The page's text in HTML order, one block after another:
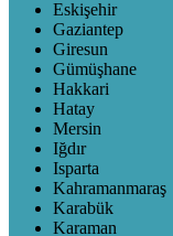
Eskişehir
Gaziantep
Giresun
Gümüşhane
Hakkari
Hatay
Mersin
Iğdır
Isparta
Kahramanmaraş
Karabük
Karaman